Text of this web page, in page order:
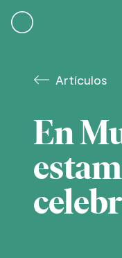
Artículos
En